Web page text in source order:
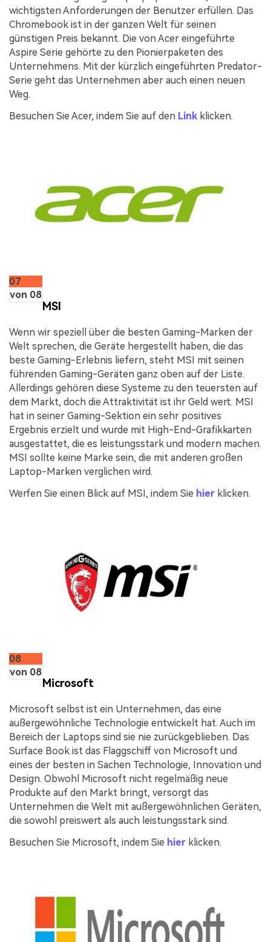
wichtigsten Anforderungen der Benutzer erfüllen. Das
Chromebook ist in der ganzen Welt für seinen
günstigen Preis bekannt. Die von Acer eingeführte
Aspire Serie gehörte zu den Pionierpaketen des
Unternehmens. Mit der kürzlich eingeführten Predator-
Serie geht das Unternehmen aber auch einen neuen
Weg.
Besuchen Sie Acer, indem Sie auf den Link klicken.
07
von 08
MSI
Wenn wir speziell über die besten Gaming-Marken der
Welt sprechen, die Geräte hergestellt haben, die das
beste Gaming-Erlebnis liefern, steht MSI mit seinen
führenden Gaming-Geräten ganz oben auf der Liste.
Allerdings gehören diese Systeme zu den teuersten auf
dem Markt, doch die Attraktivität ist ihr Geld wert. MSI
hat in seiner Gaming-Sektion ein sehr positives
Ergebnis erzielt und wurde mit High-End-Grafikkarten
ausgestattet, die es leistungsstark und modern machen.
MSI sollte keine Marke sein, die mit anderen großen
Laptop-Marken verglichen wird.
Werfen Sie einen Blick auf MSI, indem Sie hier klicken.
08
von 08
Microsoft
Microsoft selbst ist ein Unternehmen, das eine
außergewöhnliche Technologie entwickelt hat. Auch im
Bereich der Laptops sind sie nie zurückgeblieben. Das
Surface Book ist das Flaggschiff von Microsoft und
eines der besten in Sachen Technologie, Innovation und
Design. Obwohl Microsoft nicht regelmäßig neue
Produkte auf den Markt bringt, versorgt das
Unternehmen die Welt mit außergewöhnlichen Geräten,
die sowohl preiswert als auch leistungsstark sind.
Besuchen Sie Microsoft, indem Sie hier klicken.